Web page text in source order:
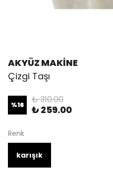
AKYÜZ MAKİNE
Çizgi Taşı
%16 ₺ 310.00
₺ 259.00
Renk
karışık